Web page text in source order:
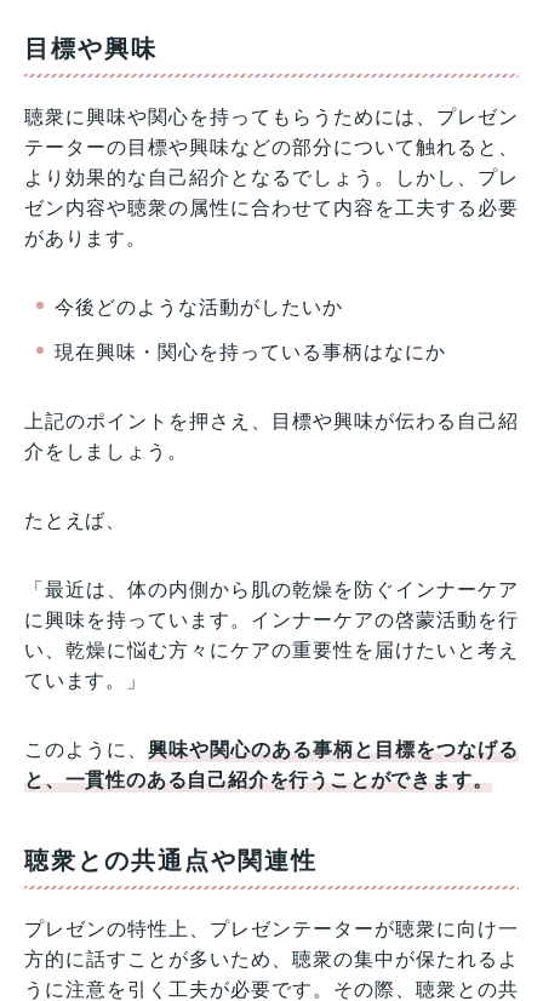
目標や興味
聴衆に興味や関心を持ってもらうためには、プレゼン
テーターの目標や興味などの部分について触れると、
より効果的な自己紹介となるでしょう。しかし、プレ
ゼン内容や聴衆の属性に合わせて内容を工夫する必要
があります。
今後どのような活動がしたいか
現在興味・関心を持っている事柄はなにか
上記のポイントを押さえ、目標や興味が伝わる自己紹
介をしましょう。
たとえば、
「最近は、体の内側から肌の乾燥を防ぐインナーケア
に興味を持っています。インナーケアの啓蒙活動を行
い、乾燥に悩む方々にケアの重要性を届けたいと考え
ています。」
このように、興味や関心のある事柄と目標をつなげる
と、一貫性のある自己紹介を行うことができます。
聴衆との共通点や関連性
プレゼンの特性上、プレゼンテーターが聴衆に向け一
方的に話すことが多いため、聴衆の集中が保たれるよ
うに注意を引く工夫が必要です。その際、聴衆との共